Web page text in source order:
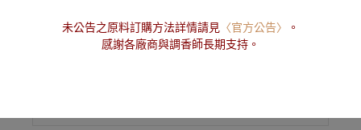
未公告之原料訂購方法詳情請見 〈官方公告〉
。
感謝各廠商與調香師長期支持。